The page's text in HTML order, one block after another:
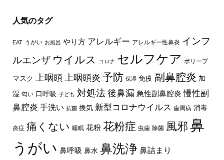
人気のタグ
EAT うがい お風呂 やり方 アレルギー アレルギー性鼻炎 インフ
ルエンザ ウイルス コロナ セルフケア ポリープ
マスク 上咽頭 上咽頭炎 予防 保湿 免疫 副鼻腔炎 加
湿 匂い 口呼吸 子ども 対処法後鼻漏 急性副鼻腔炎 慢性副
鼻腔炎 手洗い 抗菌 換気 新型コロナウイルス 歯周病 消毒
炎症 痛くない 睡眠 花粉 花粉症 虫歯 除菌 風邪 鼻
うがい 鼻呼吸 鼻水 鼻洗浄 鼻詰まり